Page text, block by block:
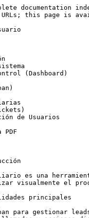
y obtener métricas clave del negocio.

#### Funcionalidades principales

* Tablero Kanban para gestionar leads por estado
* Registro de llamadas y acciones diarias
* Agenda de contactos
* Dashboard con KPIs, gráficos y filtros por periodo
* Sistema de roles (admin / usuario)
* Módulo de soporte técnico con tickets
* Exportación a PDF del dashboard

***

### 2. Acceso al Sistema

#### 2.1. Iniciar sesión

1. Abre la URL del CRM en tu navegador.
2. Introduce tu **usuario** y **contraseña**.
3. Haz clic en **"Iniciar sesión"**.

#### 2.2. Registrarse

1. En la pantalla de login, haz clic en **"Crear cuenta"**.
2. Completa los campos: **Nombre completo**, **Correo electrónico**, **Usuario** y **Contraseña**.
3. Haz clic en **"Crear cuenta"**.
4. Recibirás un mensaje de confirmación. Tu cuenta queda **pendiente de activación** por el administrador.
5. El administrador recibirá una notificación por email automáticamente.

#### 2.3. Cerrar sesión

Haz clic en el botón **"Cerrar sesión"** en la esquina superior derecha.

***

### 3. Panel de Control (Dashboard)

El dashboard ofrece una visión general del negocio con indicadores clave y gráficos.

#### 3.1. Barra de estadísticas

En la parte superior se muestran:

| Indicador